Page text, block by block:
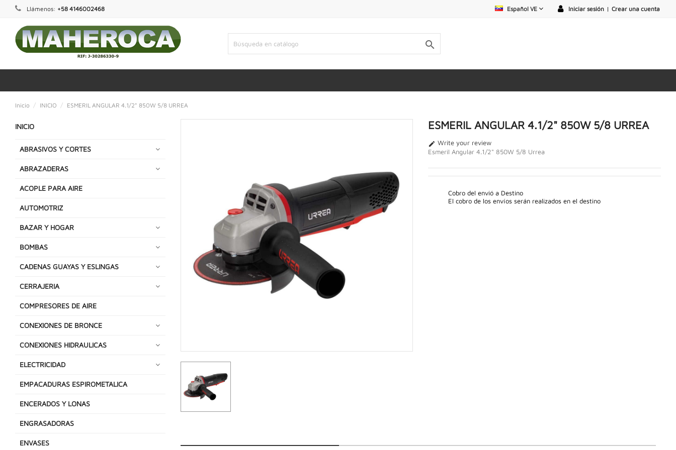
Llámenos: +58 4146002468 Iniciar sesión | Crear una cuenta
Español VE

Inicio INICIO ESMERIL ANGULAR 4.1/2" 850W 5/8 URREA
INICIO
ABRASIVOS Y CORTES
ABRAZADERAS
ACOPLE PARA AIRE
AUTOMOTRIZ
BAZAR Y HOGAR
BOMBAS
CADENAS GUAYAS Y ESLINGAS
CERRAJERIA
COMPRESORES DE AIRE
CONEXIONES DE BRONCE
CONEXIONES HIDRAULICAS
ELECTRICIDAD
EMPACADURAS ESPIROMETALICA
ENCERADOS Y LONAS
ENGRASADORAS
ENVASES
ESMERIL ANGULAR 4.1/2" 850W 5/8 URREA
 Write your review
Esmeril Angular 4.1/2" 850W 5/8 Urrea
Cobro del envió a Destino
El cobro de los envíos serán realizados en el destino